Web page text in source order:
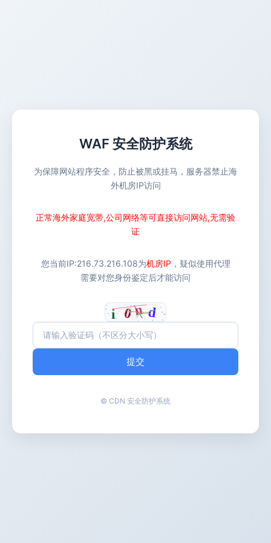
WAF 安全防护系统
为保障网站程序安全，防止被黑或挂马，服务器禁止海
外机房IP访问
正常海外家庭宽带,公司网络等可直接访问网站,无需验
证
您当前IP:216.73.216.108为机房IP ，疑似使用代理
需要对您身份鉴定后才能访问
提交
© CDN 安全防护系统